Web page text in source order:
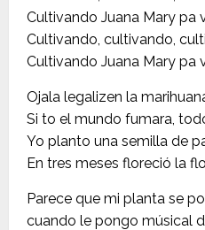
Cultivando Juana Mary pa
Cultivando, cultivando,
Cultivando Juana Mary pa
Ojala legalizen la
Si to el mundo fumara,
Yo planto una semilla de
En tres meses floreció la
Parece que mi planta se
cuando le pongo músical